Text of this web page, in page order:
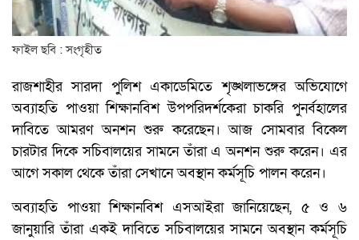
ফাইল ছবি : সংগৃহীত
রাজশাহীর সারদা পুলিশ একাডেমিতে শৃঙ্খলাভঙ্গের অভিযোগে
অব্যাহতি পাওয়া শিক্ষানবিশ উপপরিদর্শকেরা চাকরি পুনর্বহালের
দাবিতে আমরণ অনশন শুরু করেছেন। আজ সোমবার বিকেল
চারটার দিকে সচিবালয়ের সামনে তাঁরা এ অনশন শুরু করেন। এর
আগে সকাল থেকে তাঁরা সেখানে অবস্থান কর্মসূচি পালন করেন।
অব্যাহতি পাওয়া শিক্ষানবিশ এসআইরা জানিয়েছেন, ৫ ও ৬
জানুয়ারি তাঁরা একই দাবিতে সচিবালয়ের সামনে অবস্থান কর্মসূচি